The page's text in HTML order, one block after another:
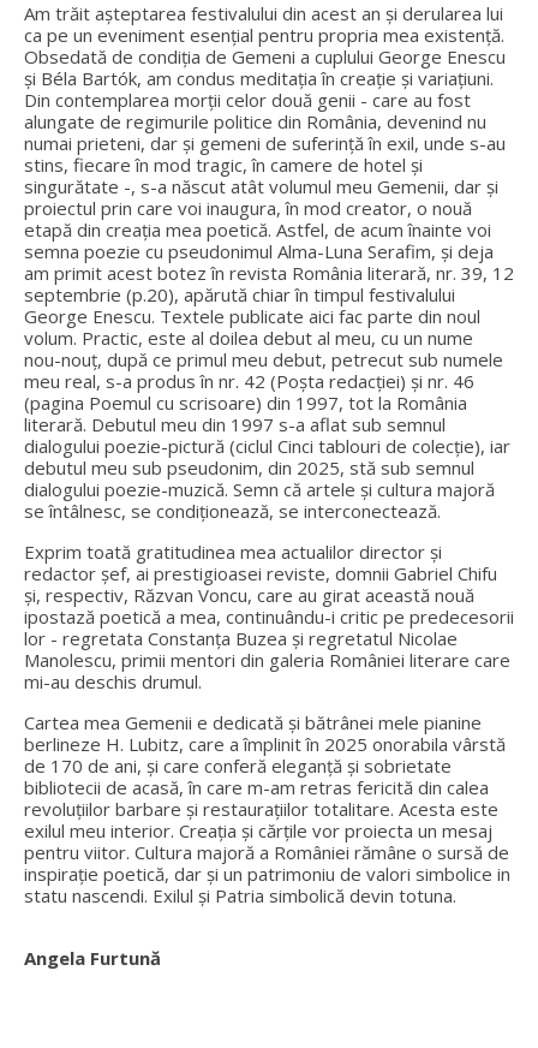
Am trăit așteptarea festivalului din acest an și derularea lui
ca pe un eveniment esențial pentru propria mea existență.
Obsedată de condiția de Gemeni a cuplului George Enescu
și Béla Bartók, am condus meditația în creație și variațiuni.
Din contemplarea morții celor două genii - care au fost
alungate de regimurile politice din România, devenind nu
numai prieteni, dar și gemeni de suferință în exil, unde s-au
stins, fiecare în mod tragic, în camere de hotel și
singurătate -, s-a născut atât volumul meu Gemenii, dar și
proiectul prin care voi inaugura, în mod creator, o nouă
etapă din creația mea poetică. Astfel, de acum înainte voi
semna poezie cu pseudonimul Alma-Luna Serafim, și deja
am primit acest botez în revista România literară, nr. 39, 12
septembrie (p.20), apărută chiar în timpul festivalului
George Enescu. Textele publicate aici fac parte din noul
volum. Practic, este al doilea debut al meu, cu un nume
nou-nouț, după ce primul meu debut, petrecut sub numele
meu real, s-a produs în nr. 42 (Poșta redacției) și nr. 46
(pagina Poemul cu scrisoare) din 1997, tot la România
literară. Debutul meu din 1997 s-a aflat sub semnul
dialogului poezie-pictură (ciclul Cinci tablouri de colecție), iar
debutul meu sub pseudonim, din 2025, stă sub semnul
dialogului poezie-muzică. Semn că artele și cultura majoră
se întâlnesc, se condiționează, se interconectează.
Exprim toată gratitudinea mea actualilor director și
redactor șef, ai prestigioasei reviste, domnii Gabriel Chifu
și, respectiv, Răzvan Voncu, care au girat această nouă
ipostază poetică a mea, continuându-i critic pe predecesorii
lor - regretata Constanța Buzea și regretatul Nicolae
Manolescu, primii mentori din galeria României literare care
mi-au deschis drumul.
Cartea mea Gemenii e dedicată și bătrânei mele pianine
berlineze H. Lubitz, care a împlinit în 2025 onorabila vârstă
de 170 de ani, și care conferă eleganță și sobrietate
bibliotecii de acasă, în care m-am retras fericită din calea
revoluțiilor barbare și restaurațiilor totalitare. Acesta este
exilul meu interior. Creația și cărțile vor proiecta un mesaj
pentru viitor. Cultura majoră a României rămâne o sursă de
inspirație poetică, dar și un patrimoniu de valori simbolice in
statu nascendi. Exilul și Patria simbolică devin totuna.
Angela Furtună